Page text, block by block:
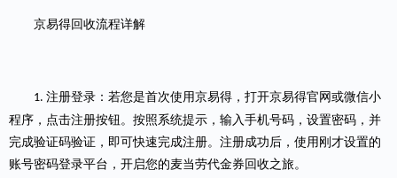
京易得回收流程详解
1.注册登录：若您是首次使用京易得，打开京易得官网或微信小
程序 ，点击注册按钮。按照系统提示，输入手机号码，设置密码，并
完成验证码验证，即可快速完成注册。注册成功后，使用刚才设置的
账号密码登录平台，开启您的麦当劳代金券回收之旅。